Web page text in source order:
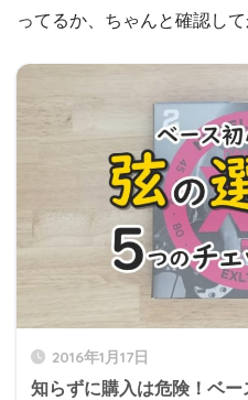
ってるか、ちゃんと確認して
2016年1月17日
知らずに購入は危険！ベ